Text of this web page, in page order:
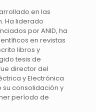
en las
Ha liderado
por ANID, ha
en revistas
libros y
tesis de
director del
y Electrónica
su consolidación y
período de